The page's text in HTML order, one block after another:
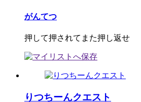
がんてつ
押して押されてまた押し返せ
りつちーんクエスト